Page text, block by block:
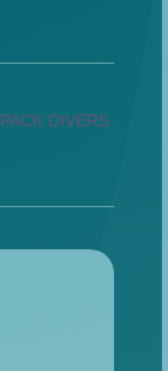
PACK DIVERS